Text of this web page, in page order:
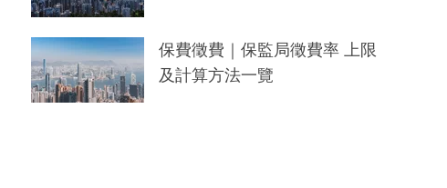
保費徵費｜保監局徵費率 上限
及計算方法一覽